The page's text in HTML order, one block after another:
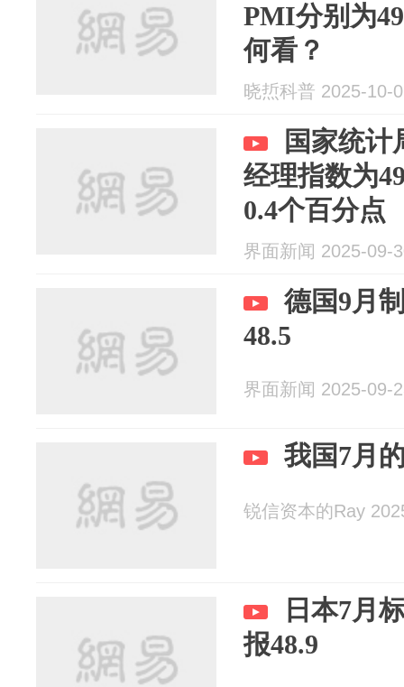
PMI分别为
何看？
晓焎科普 2025-10-
国家统计
经理指数为
0.4个百分点
界面新闻 2025-09-
德国9月
48.5
界面新闻 2025-09-
我国7月
锐信资本的Ray
日本7月
报48.9